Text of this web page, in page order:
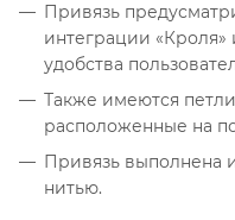
Привязь
интеграции «Кроля»
удобства
Также имеются
расположенные на
Привязь выполнена
нитью.